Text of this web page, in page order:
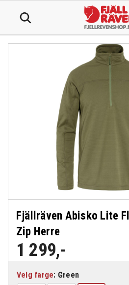
Fjällräven Abisko Lite
Zip Herre
1 299,-
Velg farge